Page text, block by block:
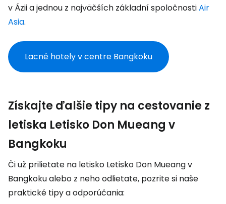
v Ázii a jednou z najväčších základní spoločnostiAir
Asia.
Lacné hotely v centre Bangkoku
Získajte ďalšie tipy na cestovanie z
letiska Letisko Don Mueang v
Bangkoku
Či už prilietate na letisko Letisko Don Mueang v
Bangkoku alebo z neho odlietate, pozrite si naše
praktické tipy a odporúčania: